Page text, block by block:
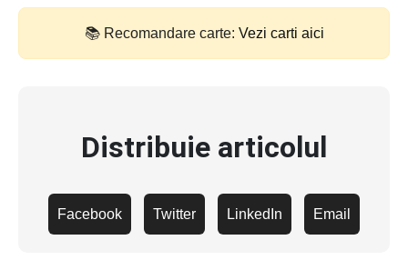
📚 Recomandare carte: Vezi carti aici
Distribuie articolul
Facebook Twitter LinkedIn Email